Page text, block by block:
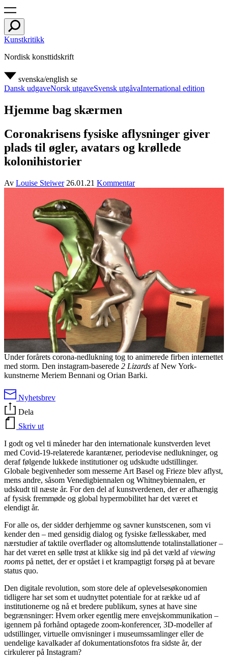
Kunstkritikk
Nordisk konsttidskrift
svenska/english se
Dansk udgaveNorsk utgaveSvensk utgåvaInternational edition
Hjemme bag skærmen
Coronakrisens fysiske aflysninger giver
plads til øgler, avatars og krøllede
kolonihistorier
Av Louise Steiwer 26.01.21 Kommentar
Under forårets corona-nedlukning tog to animerede firben internettet
med storm. Den instagram-baserede 2 Lizards af New York-
kunstnerne Meriem Bennani og Orian Barki.
Nyhetsbrev
Dela
Skriv ut
I godt og vel ti måneder har den internationale kunstverden levet
med Covid-19-relaterede karantæner, periodevise nedlukninger, og
deraf følgende lukkede institutioner og udskudte udstillinger.
Globale begivenheder som messerne Art Basel og Frieze blev aflyst,
mens andre, såsom Venedigbiennalen og Whitneybiennalen, er
udskudt til næste år. For den del af kunstverdenen, der er afhængig
af fysisk fremmøde og global hypermobilitet har det været et
elendigt år.
For alle os, der sidder derhjemme og savner kunstscenen, som vi
kender den – med gensidig dialog og fysiske fællesskaber, med
nærstudier af taktile overflader og altomsluttende totalinstallationer –
har det været en sølle trøst at klikke sig ind på det væld afviewing
rooms på nettet, der er opstået i et krampagtigt forsøg på at bevare
status quo.
Den digitale revolution, som store dele af oplevelsesøkonomien
tidligere har set som et uudnyttet potentiale for at række ud af
institutionerne og nå et bredere publikum, synes at have sine
begrænsninger: Hvem orker egentlig mere envejskommunikation –
igennem på forhånd optagede zoom-konferencer, 3D-modeller af
udstillinger, virtuelle omvisninger i museumssamlinger eller de
uendelige kavalkader af dokumentationsfotos fra sidste år, der
cirkulerer på Instagram?